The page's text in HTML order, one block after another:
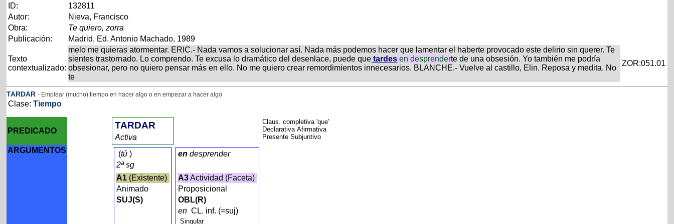
ID:
132811
Autor:
Nieva, Francisco
Obra:
Te quiero, zorra
Publicación:
Madrid, Ed. Antonio Machado, 1989
Texto
contextualizado:
melo me quieras atormentar. ERIC.- Nada vamos a solucionar así. Nada más podemos hacer que lamentar el haberte provocado este delirio sin querer. Te
sientes trastornado. Lo comprendo. Te excusa lo dramático del desenlace, puede que tardes en desprenderte de una obsesión. Yo también me podría
obsesionar, pero no quiero pensar más en ello. No me quiero crear remordimientos innecesarios. BLANCHE.- Vuelve al castillo, Elin. Reposa y medita. No
te
ZOR:051.01
TARDAR - Emplear (mucho) tiempo en hacer algo o en empezar a hacer algo
Clase:Tiempo
PREDICADO
TARDAR
Activa
Claus. completiva 'que'
Declarativa Afirmativa
Presente Subjuntivo
ARGUMENTOS (tú )
2ª sg
A1 (Existente)
Animado
SUJ(S)
en desprender
A3Actividad (Faceta)
Proposicional
OBL(R)
enCL. inf. (=suj)
Singular